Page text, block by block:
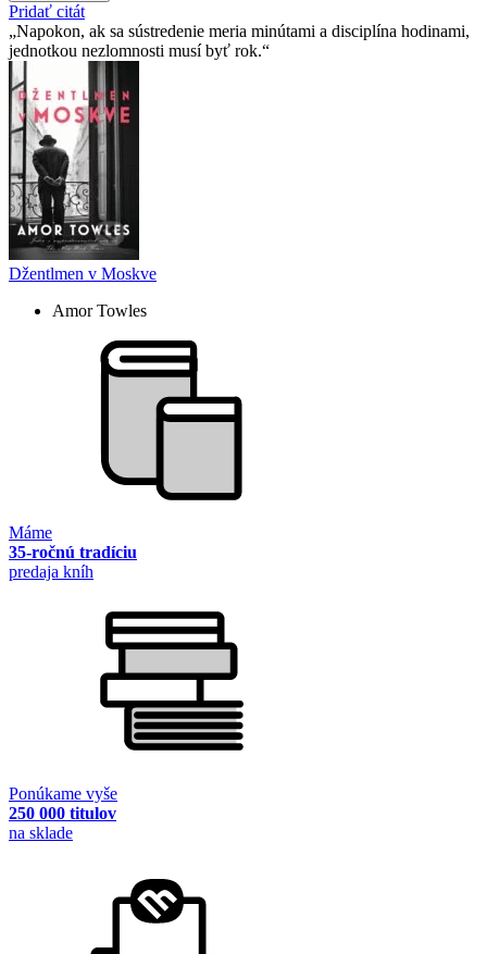
Pridať citát
Napokon, ak sa sústredenie meria minútami a disciplína hodinami,
jednotkou nezlomnosti musí byť rok.
Džentlmen v Moskve
Amor Towles
Máme
35-ročnú tradíciu
predaja kníh
Ponúkame vyše
250 000 titulov
na sklade